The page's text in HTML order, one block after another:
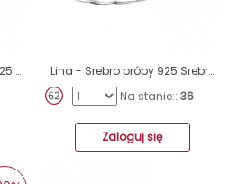
Skręcone - Srebro próby 925 Srebrne pierścionki A4S30997
Lina - Srebro próby 925 Srebrne pierścionki A4S3922
Na stanie:: 36
Zaloguj się